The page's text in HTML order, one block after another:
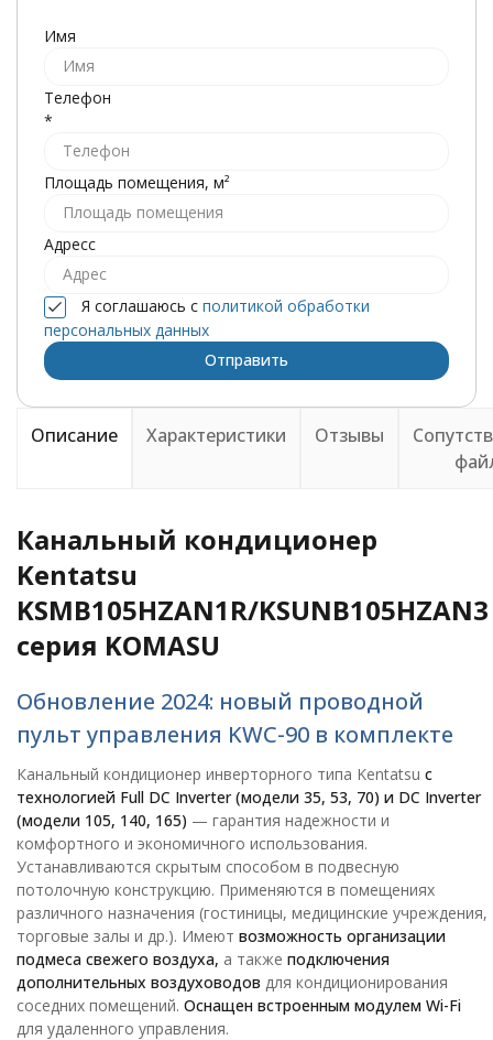
Имя
Телефон
*
Площадь помещения, м²
Адресс
Я соглашаюсь с политикой обработки
персональных данных
Отправить
Описание Характеристики Отзывы
Канальный кондиционер
Kentatsu
KSMB105HZAN1R/KSUNB105HZAN3
серия KOMASU
Обновление 2024: новый проводной
пульт управления KWC-90 в комплекте
Канальный кондиционер инверторного типа Kentatsu с
технологией Full DC Inverter (модели 35, 53, 70) и DC Inverter
(модели 105, 140, 165) — гарантия надежности и
комфортного и экономичного использования.
Устанавливаются скрытым способом в подвесную
потолочную конструкцию. Применяются в помещениях
различного назначения (гостиницы, медицинские учреждения,
торговые залы и др.). Имеют возможность организации
подмеса свежего воздуха, а также подключения
дополнительных воздуховодов для кондиционирования
соседних помещений. Оснащен встроенным модулем Wi-Fi
для удаленного управления.